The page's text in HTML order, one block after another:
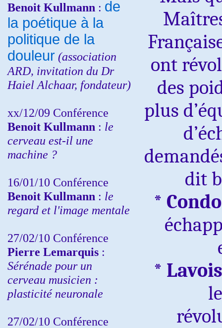
Benoit Kullmann : de
la poétique à la
politique de la
douleur (association
ARD, invitation du Dr
Haiel Alchaar, fondateur)
xx/12/09 Conférence
Benoit Kullmann : le
cerveau est-il une
machine ?
16/01/10 Conférence
Benoit Kullmann : le
regard et l'image mentale
27/02/10 Conférence
Pierre Lemarquis :
Sérénade pour un
cerveau musicien :
plasticité neuronale
27/02/10 Conférence
ont
des
plus
dit
*
*